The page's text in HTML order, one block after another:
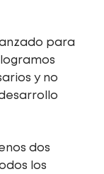
para
logramos
y no
dos
los